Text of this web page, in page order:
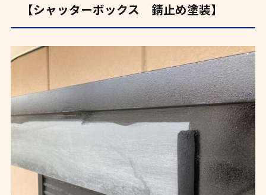
【シャッターボックス 錆止め塗装】